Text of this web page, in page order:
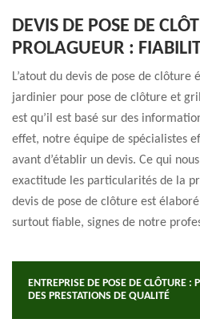
DEVIS DE POSE DE
PROLAGUEUR :
L’atout du devis de pose de clôture
jardinier pour pose de clôture et
est qu’il est basé sur des
effet, notre équipe de spécialistes
avant d’établir un devis. Ce qui
exactitude les particularités de la
devis de pose de clôture est
surtout fiable, signes de notre
ENTREPRISE DE POSE DE CLÔTURE :
DES PRESTATIONS DE QUALITÉ